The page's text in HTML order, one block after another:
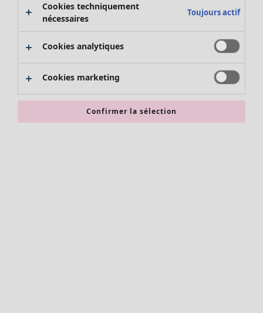
Promos SOLDES
Les promos de Gudrun Sjödén
Nouvel arrivage
Bonnes affaires en soldes - jusqu'à -70
Cookies techniquement
nécessaires
Toujours actif
Cookies analytiques
Cookies marketing
Confirmer la sélection